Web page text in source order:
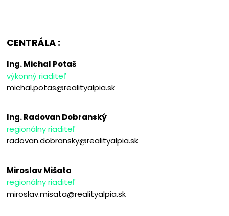
CENTRÁLA :
Ing. Michal Potaš
výkonný riaditeľ
michal.potas@realityalpia.sk
Ing. Radovan Dobranský
regionálny riaditeľ
radovan.dobransky@realityalpia.sk
Miroslav Mišata
regionálny riaditeľ
miroslav.misata@realityalpia.sk